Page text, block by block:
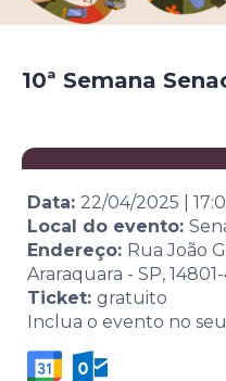
10ª Semana
Data: 22/04/2025
Local do evento:
Endereço: Rua João
Araraquara - SP,
Ticket: gratuito
Inclua o evento no